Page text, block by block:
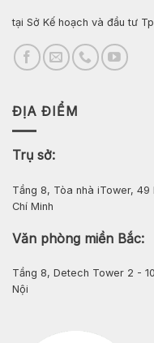
tại Sở Kế hoạch và đầu tư
ĐỊA ĐIỂM
Trụ sở:
Tầng 8, Tòa nhà iTower, 49
Chí Minh
Văn phòng miền Bắc:
Tầng 8, Detech Tower 2 -
Nội